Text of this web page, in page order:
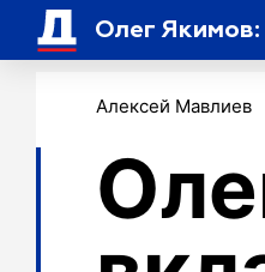
Олег Якимов:
Алексей Мавлиев